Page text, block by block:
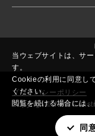
当ウェブサイトは、サ
す。
Cookieの利用に同意し
ください。
閲覧を続ける場合には
同
プライバシーポリシー
Copyright© New